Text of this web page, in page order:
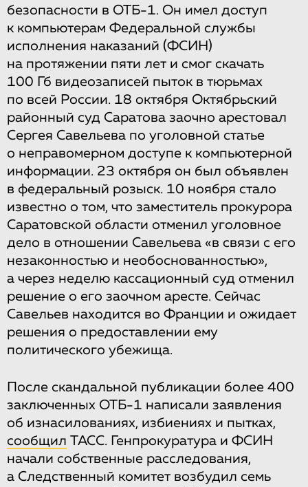
безопасности в ОТБ-1. Он имел доступ
к компьютерам Федеральной службы
исполнения наказаний (ФСИН)
на протяжении пяти лет и смог скачать
100 Гб видеозаписей пыток в тюрьмах
по всей России. 18 октября Октябрьский
районный суд Саратова заочно арестовал
Сергея Савельева по уголовной статье
о неправомерном доступе к компьютерной
информации. 23 октября он был объявлен
в федеральный розыск. 10 ноября стало
известно о том, что заместитель прокурора
Саратовской области отменил уголовное
дело в отношении Савельева «в связи с его
незаконностью и необоснованностью»,
а через неделю кассационный суд отменил
решение о его заочном аресте. Сейчас
Савельев находится во Франции и ожидает
решения о предоставлении ему
политического убежища.
После скандальной публикации более 400
заключенных ОТБ-1 написали заявления
об изнасилованиях, избиениях и пытках,
сообщил ТАСС. Генпрокуратура и ФСИН
начали собственные расследования,
а Следственный комитет возбудил семь